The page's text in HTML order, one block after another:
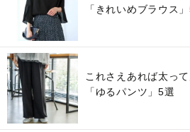
「きれいめブラウス
これさえあれば太っ
「ゆるパンツ」5選